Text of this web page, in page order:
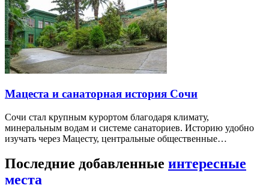
Мацеста и санаторная история Сочи
Сочи стал крупным курортом благодаря климату,
минеральным водам и системе санаториев. Историю удобно
изучать через Мацесту, центральные общественные…
Последние добавленные интересные
места